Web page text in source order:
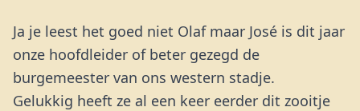
Ja je leest het goed niet Olaf maar José is dit jaar
onze hoofdleider of beter gezegd de
burgemeester van ons western stadje.
Gelukkig heeft ze al een keer eerder dit zooitje